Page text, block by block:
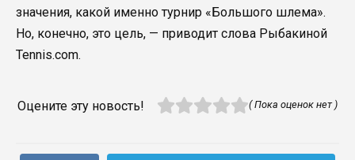
значения, какой именно турнир «Большого шлема».
Но, конечно, это цель, — приводит слова Рыбакиной
Tennis.com.
Оцените эту новость! ( Пока оценок нет )